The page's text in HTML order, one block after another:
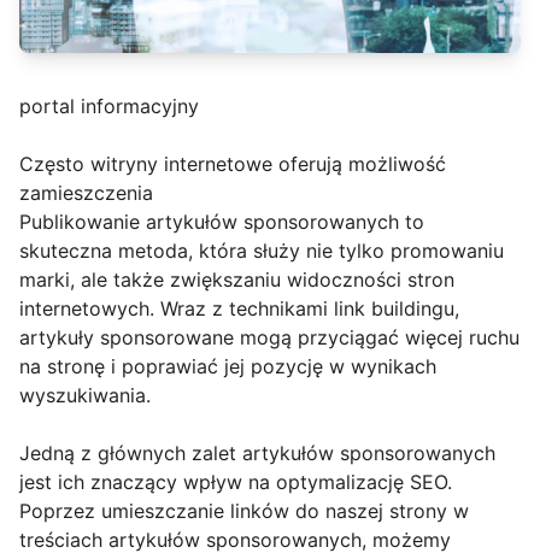
portal informacyjny
Często witryny internetowe oferują możliwość
zamieszczenia
Publikowanie artykułów sponsorowanych to
skuteczna metoda, która służy nie tylko promowaniu
marki, ale także zwiększaniu widoczności stron
internetowych. Wraz z technikami link buildingu,
artykuły sponsorowane mogą przyciągać więcej ruchu
na stronę i poprawiać jej pozycję w wynikach
wyszukiwania.
Jedną z głównych zalet artykułów sponsorowanych
jest ich znaczący wpływ na optymalizację SEO.
Poprzez umieszczanie linków do naszej strony w
treściach artykułów sponsorowanych, możemy